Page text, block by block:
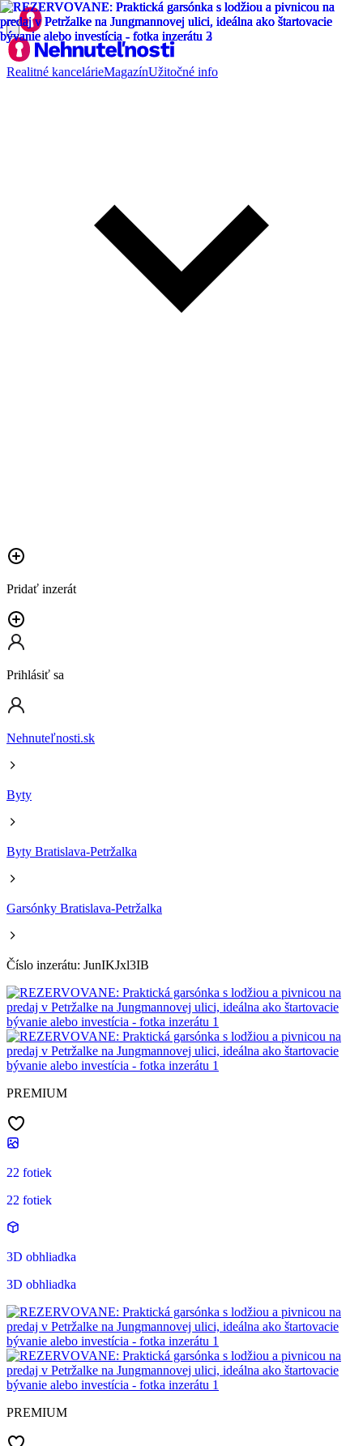
Realitné kancelárieMagazínUžitočné info
Pridať inzerát
Prihlásiť sa
Nehnuteľnosti.sk
Byty
Byty Bratislava-Petržalka
Garsónky Bratislava-Petržalka
Číslo inzerátu: JunIKJxl3IB
PREMIUM
22 fotiek
22 fotiek
3D obhliadka
3D obhliadka
PREMIUM